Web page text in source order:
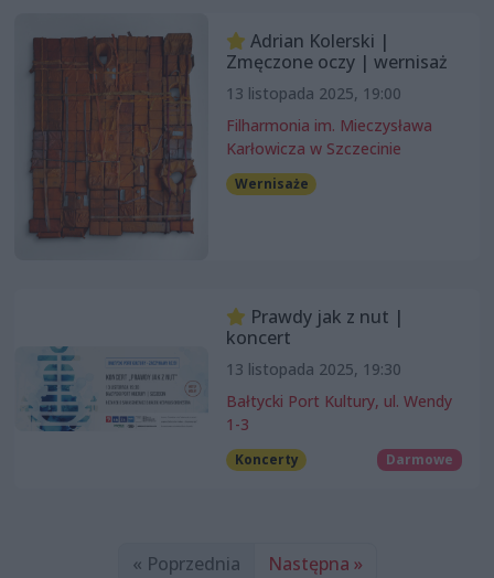
Adrian Kolerski |
Zmęczone oczy | wernisaż
13 listopada 2025, 19:00
Filharmonia im. Mieczysława
Karłowicza w Szczecinie
Wernisaże
Prawdy jak z nut |
koncert
13 listopada 2025, 19:30
Bałtycki Port Kultury, ul. Wendy
1-3
Koncerty Darmowe
« Poprzednia Następna »